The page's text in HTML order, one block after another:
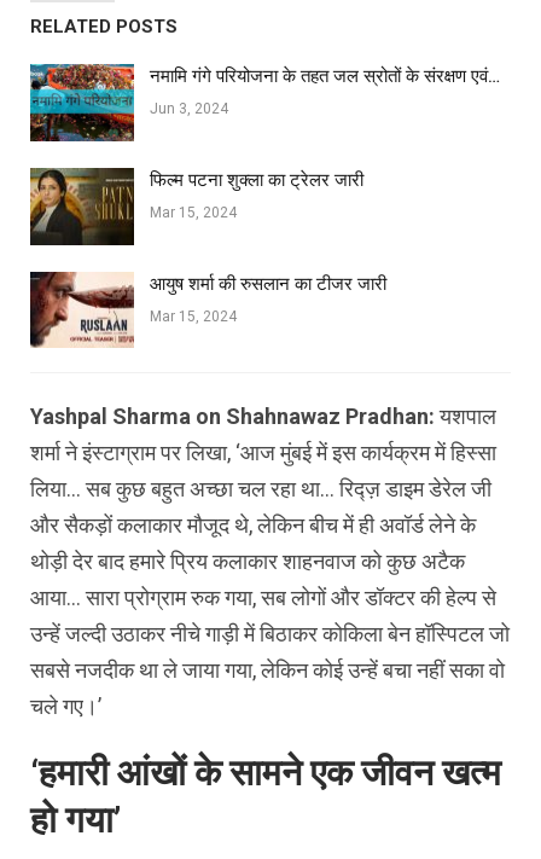
RELATED POSTS
नमामि गंगे परियोजना के तहत जल स्रोतों के संरक्षण एवं…
Jun 3, 2024
फिल्‍म पटना शुक्ला का ट्रेलर जारी
Mar 15, 2024
आयुष शर्मा की रुसलान का टीजर जारी
Mar 15, 2024
Yashpal Sharma on Shahnawaz Pradhan:यशपाल
शर्मा ने इंस्टाग्राम पर लिखा, ‘आज मुंबई में इस कार्यक्रम में हिस्‍सा
लिया… सब कुछ बहुत अच्छा चल रहा था… रिद्ज़ डाइम डेरेल जी
और सैकड़ों कलाकार मौजूद थे, लेकिन बीच में ही अवॉर्ड लेने के
थोड़ी देर बाद हमारे प्रिय कलाकार शाहनवाज को कुछ अटैक
आया… सारा प्रोग्राम रुक गया, सब लोगों और डॉक्टर की हेल्प से
उन्हें जल्दी उठाकर नीचे गाड़ी में बिठाकर कोकिला बेन हॉस्पिटल जो
सबसे नजदीक था ले जाया गया, लेकिन कोई उन्हें बचा नहीं सका वो
चले गए।’
‘हमारी आंखों के सामने एक जीवन खत्‍म
हो गया’